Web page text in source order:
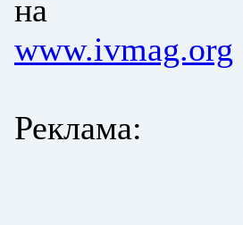
на
www.ivmag.org
Реклама: